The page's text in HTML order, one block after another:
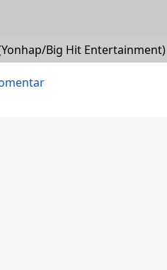
Big Hit Entertainment)